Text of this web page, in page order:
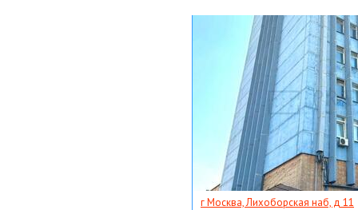
г Москва, Лихоборская наб, д 11